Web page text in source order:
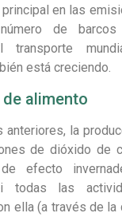
en las
de
transporte
está creciendo.
alimento
anteriores, la
de dióxido de
efecto
todas las
ella (a través de